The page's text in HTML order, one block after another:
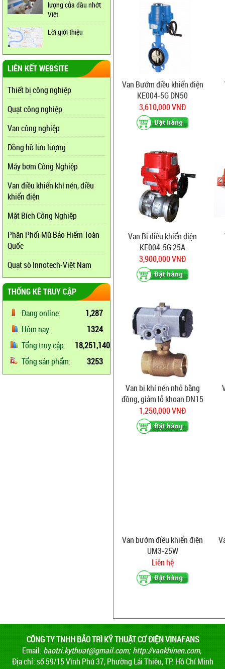
lượng của dầu nhớt
Việt
Lời giới thiệu
LIÊN KẾT WEBSITE
Thiết bị công nghiệp
Quạt công nghiệp
Van công nghiệp
Đồng hồ lưu lượng
Máy bơm Công Nghiệp
Van điều khiển khí nén, điều
khiển điện
Mặt Bích Công Nghiệp
Phân Phối Mũ Bảo Hiểm Toàn
Quốc
Quạt sò Innotech-Việt Nam
THỐNG KÊ TRUY CẬP
Đang online:
1,287
Hôm nay:
1324
Tổng truy cập:
18,251,140
Tổng sản phẩm:
3253
Van Bướm điều khiển điện
KE004-5G DN50
3,610,000 VNĐ
Van Bi điều khiển điện
KE004-5G 25A
3,900,000 VNĐ
Van bi khí nén nhỏ bằng
đồng, giảm lỗ khoan DN15
1,250,000 VNĐ
Van bướm điều khiển điện
UM3-25W
Liên hệ
CÔNG TY TNHH BẢO TRÌ KỸ THUẬT CƠ ĐIỆN VINAFANS
Email: baotri.kythuat@gmail.com;http://vankhinen.com,
Địa chỉ: số 59/15 Vĩnh Phú 37, Phường Lái Thiêu, TP. Hồ Chí Minh